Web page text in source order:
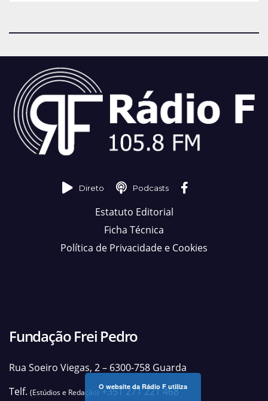
Direto Podcasts
Estatuto Editorial
Ficha Técnica
Política de Privacidade e Cookies
Fundação Frei Pedro
Rua Soeiro Viegas, 2 – 6300-758 Guarda
Telf. (Estúdios e Redação)+351 271 221 468
O website da Rádio F utiliza